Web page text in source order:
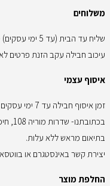
משלוחים
שליח עד הבית (עד 5 ימי עסקים) - 35 ₪
עיכוב חבילה עקב הזנת פרטים
איסוף עצמי
זמן איסוף חבילה עד 7 ימי עסקים מרגע ההזמנה
בכתובתנו- שדרות מוריה 108, חיפה
בתיאום מראש ללא עלות.
יצירת קשר באינסטגרם או
החלפת מוצר